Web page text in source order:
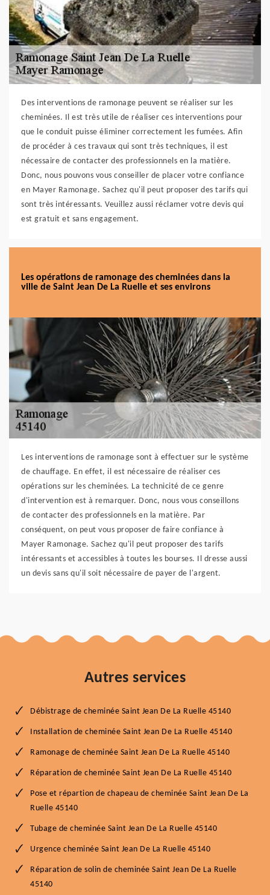
Des interventions de ramonage peuvent se réaliser sur les
cheminées. Il est très utile de réaliser ces interventions pour
que le conduit puisse éliminer correctement les fumées. Afin
de procéder à ces travaux qui sont très techniques, il est
nécessaire de contacter des professionnels en la matière.
Donc, nous pouvons vous conseiller de placer votre confiance
en Mayer Ramonage. Sachez qu'il peut proposer des tarifs qui
sont très intéressants. Veuillez aussi réclamer votre devis qui
est gratuit et sans engagement.
Les opérations de ramonage des cheminées dans la
ville de Saint Jean De La Ruelle et ses environs
Les interventions de ramonage sont à effectuer sur le système
de chauffage. En effet, il est nécessaire de réaliser ces
opérations sur les cheminées. La technicité de ce genre
d'intervention est à remarquer. Donc, nous vous conseillons
de contacter des professionnels en la matière. Par
conséquent, on peut vous proposer de faire confiance à
Mayer Ramonage. Sachez qu'il peut proposer des tarifs
intéressants et accessibles à toutes les bourses. Il dresse aussi
un devis sans qu'il soit nécessaire de payer de l'argent.
Autres services
Débistrage de cheminée Saint Jean De La Ruelle 45140
Installation de cheminée Saint Jean De La Ruelle 45140
Ramonage de cheminée Saint Jean De La Ruelle 45140
Réparation de cheminée Saint Jean De La Ruelle 45140
Pose et répartion de chapeau de cheminée Saint Jean De La
Ruelle 45140
Tubage de cheminée Saint Jean De La Ruelle 45140
Urgence cheminée Saint Jean De La Ruelle 45140
Réparation de solin de cheminée Saint Jean De La Ruelle
45140